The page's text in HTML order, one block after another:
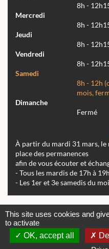
8h -
Mercredi
8h -
Jeudi
8h -
Vendredi
8h -
Samedi
8h - 12h
mois,
Dimanche
Fermé
À partir du mardi 31 mars, le
place des permanences
afin de vous écouter et
- Tous les mardis de 17h à 19h
- Les 1er et 3e samedis du
Contactez-nous
© tous droits réservés
This site uses cookies and
to activate
OK, accept all